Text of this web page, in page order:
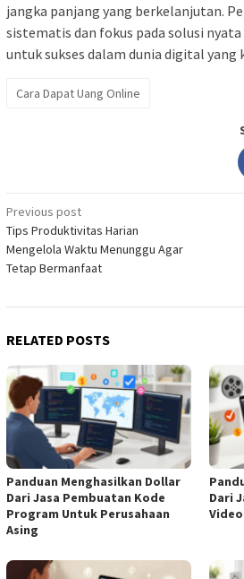
jangka panjang yang berkelanjutan.
sistematis dan fokus pada solusi
untuk sukses dalam dunia digital
Cara Dapat Uang Online
Post
navigation
Previous post
Tips Produktivitas Harian
Mengelola Waktu Menunggu Agar
Tetap Bermanfaat
RELATED POSTS
Panduan Menghasilkan Dollar
Dari Jasa Pembuatan Kode
Program Untuk Perusahaan
Asing
Dari